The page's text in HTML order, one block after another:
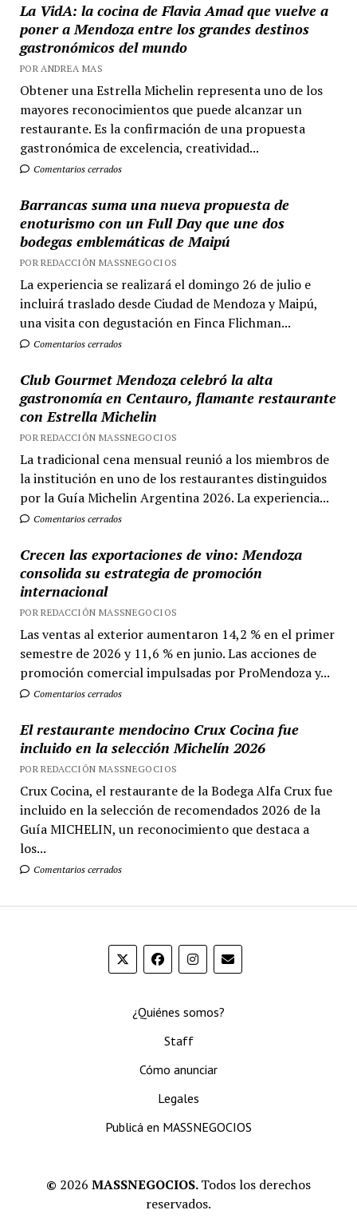
La VidA: la cocina de Flavia Amad que vuelve a
poner a Mendoza entre los grandes destinos
gastronómicos del mundo
POR ANDREA MAS
Obtener una Estrella Michelin representa uno de los
mayores reconocimientos que puede alcanzar un
restaurante. Es la confirmación de una propuesta
gastronómica de excelencia, creatividad...
Comentarios cerrados
Barrancas suma una nueva propuesta de
enoturismo con un Full Day que une dos
bodegas emblemáticas de Maipú
POR REDACCIÓN MASSNEGOCIOS
La experiencia se realizará el domingo 26 de julio e
incluirá traslado desde Ciudad de Mendoza y Maipú,
una visita con degustación en Finca Flichman...
Comentarios cerrados
Club Gourmet Mendoza celebró la alta
gastronomía en Centauro, flamante restaurante
con Estrella Michelin
POR REDACCIÓN MASSNEGOCIOS
La tradicional cena mensual reunió a los miembros de
la institución en uno de los restaurantes distinguidos
por la Guía Michelin Argentina 2026. La experiencia...
Comentarios cerrados
Crecen las exportaciones de vino: Mendoza
consolida su estrategia de promoción
internacional
POR REDACCIÓN MASSNEGOCIOS
Las ventas al exterior aumentaron 14,2 % en el primer
semestre de 2026 y 11,6 % en junio. Las acciones de
promoción comercial impulsadas por ProMendoza y...
Comentarios cerrados
El restaurante mendocino Crux Cocina fue
incluido en la selección Michelín 2026
POR REDACCIÓN MASSNEGOCIOS
Crux Cocina, el restaurante de la Bodega Alfa Crux fue
incluido en la selección de recomendados 2026 de la
Guía MICHELIN, un reconocimiento que destaca a
los...
Comentarios cerrados
¿Quiénes somos?
Staff
Cómo anunciar
Legales
Publicá en MASSNEGOCIOS
© 2026 MASSNEGOCIOS.Todos los derechos
reservados.